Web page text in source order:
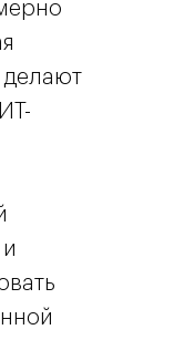
делают